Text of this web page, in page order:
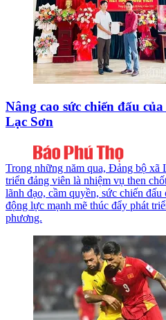
Nâng cao sức chiến đấu
Lạc Sơn
Trong những năm qua, Đảng bộ xã
triển đảng viên là nhiệm vụ then
lãnh đạo, cầm quyền, sức chiến
động lực mạnh mẽ thúc đẩy phát
phương.